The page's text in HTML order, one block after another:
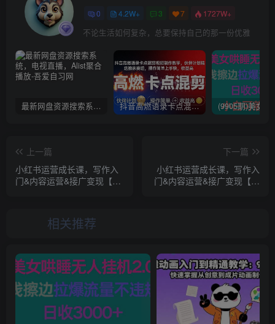
0 4.2W+ 3 7 1727W+
不论生活如何复杂，总要保持自己的那一份优雅
最新网盘资源搜索系统，电视直播，Alist聚合播放 抖音高燃语录卡点混剪视频制作教学，伙伴计划精选独家赛道，操作简单上手快，收益高
上一篇
小红书运营成长课，写作入
门&内容运营&接广变现【文
下一篇
小红书运营成长课，写作入
门&内容运营&接广变现【文
相关推荐